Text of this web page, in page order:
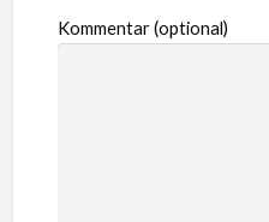
Kommentar (optional)